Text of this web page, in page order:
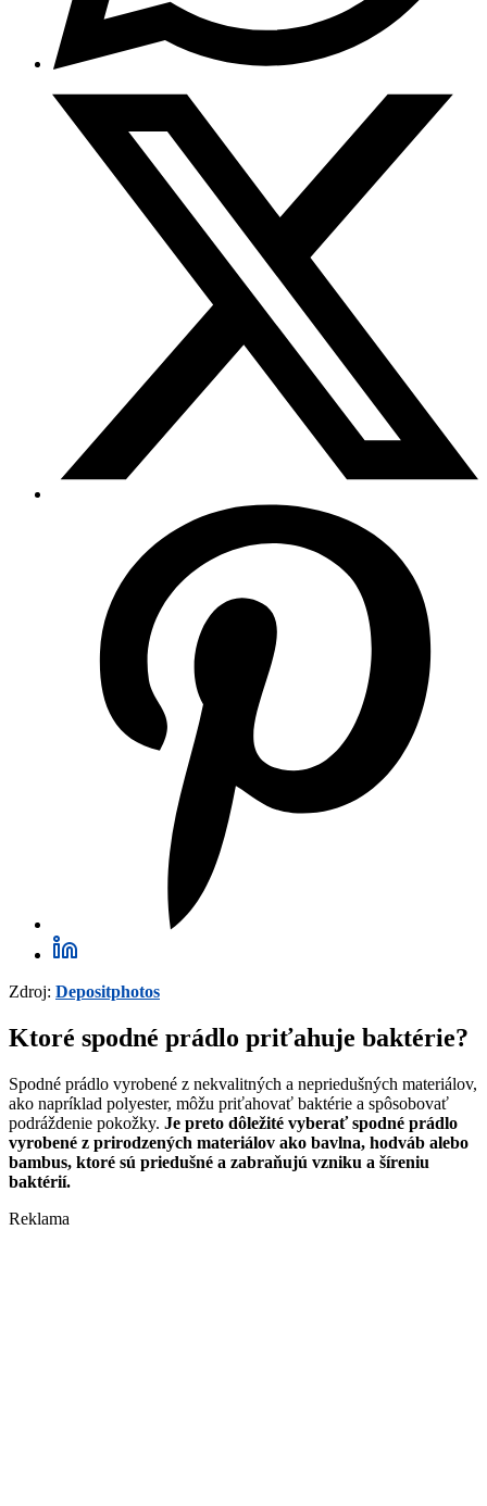
Zdroj: Depositphotos
Ktoré spodné prádlo priťahuje baktérie?
Spodné prádlo vyrobené z nekvalitných a nepriedušných materiálov,
ako napríklad polyester, môžu priťahovať baktérie a spôsobovať
podráždenie pokožky. Je preto dôležité vyberať spodné prádlo
vyrobené z prirodzených materiálov ako bavlna, hodváb alebo
bambus, ktoré sú priedušné a zabraňujú vzniku a šíreniu
baktérií.
Reklama